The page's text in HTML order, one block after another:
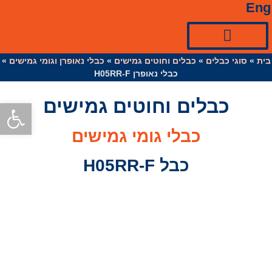
Eng
בית » סוגי כבלים » כבלים וחוטים גמישים » כבלי נאופרן וגומי גמישים »
כבלי נאופרן H05RR-F
כבלים וחוטים גמישים
כבלי גומי גמישים
כבל H05RR-F
פתח